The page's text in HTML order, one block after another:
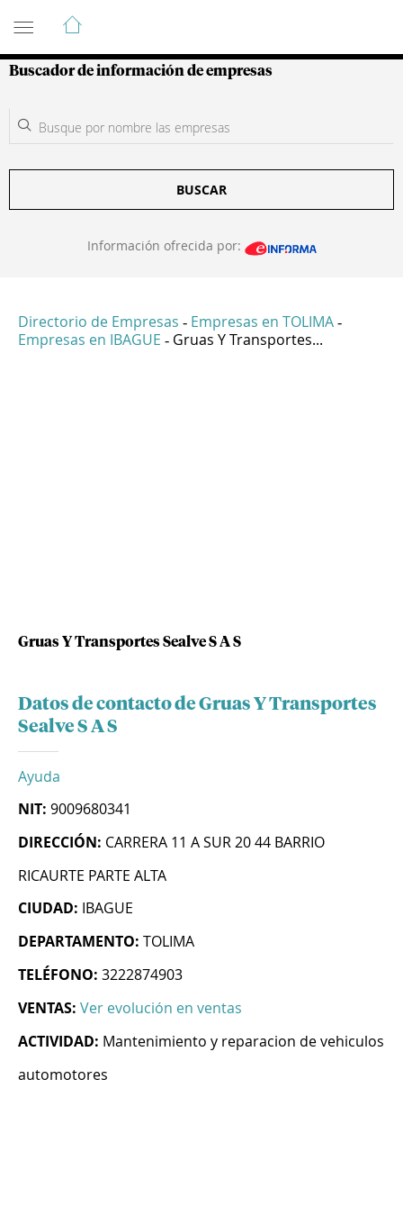
Guía de Empresas Colombianas
Buscador de información de empresas
BUSCAR
Información ofrecida por:
Directorio de Empresas - Empresas en TOLIMA -
Empresas en IBAGUE - Gruas Y Transportes...
Gruas Y Transportes Sealve S A S
Datos de contacto de Gruas Y Transportes
Sealve S A S
Ayuda
NIT: 9009680341
DIRECCIÓN: CARRERA 11 A SUR 20 44 BARRIO
RICAURTE PARTE ALTA
CIUDAD: IBAGUE
DEPARTAMENTO: TOLIMA
TELÉFONO: 3222874903
VENTAS: Ver evolución en ventas
ACTIVIDAD: Mantenimiento y reparacion de vehiculos
automotores